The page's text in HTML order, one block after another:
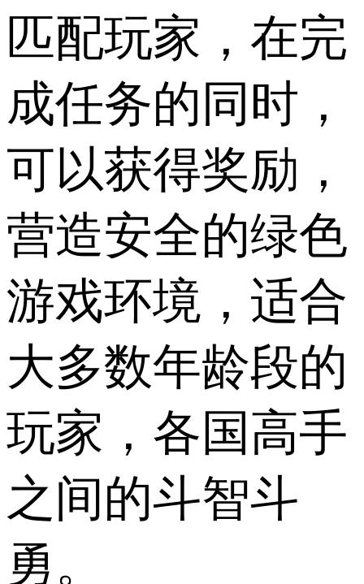
匹配玩家，在完
成任务的同时，
可以获得奖励，
营造安全的绿色
游戏环境，适合
大多数年龄段的
玩家，各国高手
之间的斗智斗
勇。